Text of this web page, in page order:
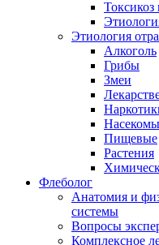
Токсикоз
Этиология
Алкоголь
Грибы
Змеи
Пищевые
Растения
Флеболог
Анатомия и
системы
Вопросы
Комплексное